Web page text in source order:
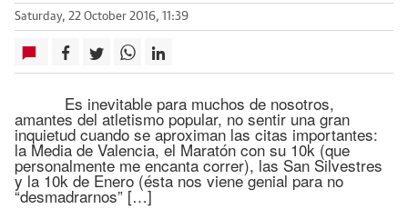
Saturday, 22 October 2016, 11:39
Es inevitable para muchos de nosotros,
amantes del atletismo popular, no sentir una gran
inquietud cuando se aproximan las citas importantes:
la Media de Valencia, el Maratón con su 10k (que
personalmente me encanta correr), las San Silvestres
y la 10k de Enero (ésta nos viene genial para no
“desmadrarnos” […]